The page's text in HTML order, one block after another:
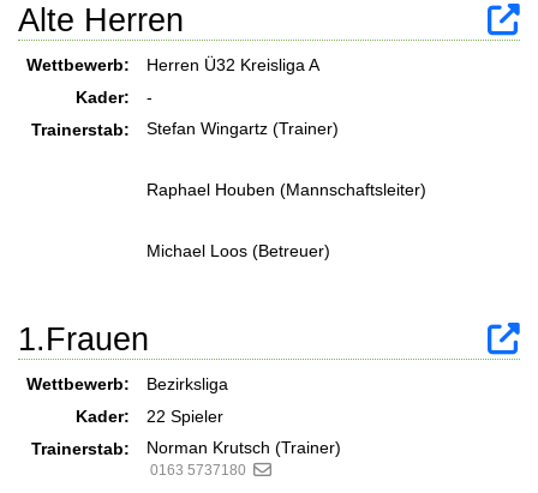
Alte Herren
Wettbewerb:
Herren Ü32 Kreisliga A
Kader:
-
Trainerstab:
Stefan Wingartz (Trainer)
Raphael Houben (Mannschaftsleiter)
Michael Loos (Betreuer)
1.Frauen
Wettbewerb:
Bezirksliga
Kader:
22 Spieler
Trainerstab:
Norman Krutsch (Trainer)
0163 5737180